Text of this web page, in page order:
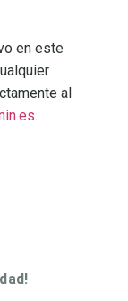
en este
al
.